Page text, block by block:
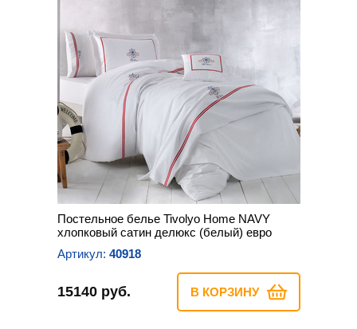
Постельное белье Tivolyo Home NAVY
хлопковый сатин делюкс (белый) евро
Артикул: 40918
15140 руб. В КОРЗИНУ